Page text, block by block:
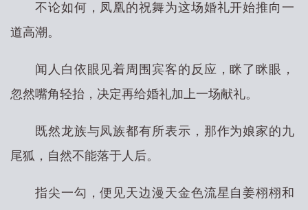
不论如何，凤凰的祝舞为这场婚礼开始推向一
道高潮。
闻人白依眼见着周围宾客的反应，眯了眯眼，
忽然嘴角轻抬，决定再给婚礼加上一场献礼。
既然龙族与凤族都有所表示，那作为娘家的九
尾狐，自然不能落于人后。
指尖一勾，便见天边漫天金色流星自姜栩栩和